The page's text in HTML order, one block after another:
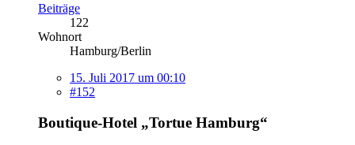
Beiträge
122
Wohnort
Hamburg/Berlin
15. Juli 2017 um 00:10
#152
Boutique-Hotel „Tortue Hamburg“